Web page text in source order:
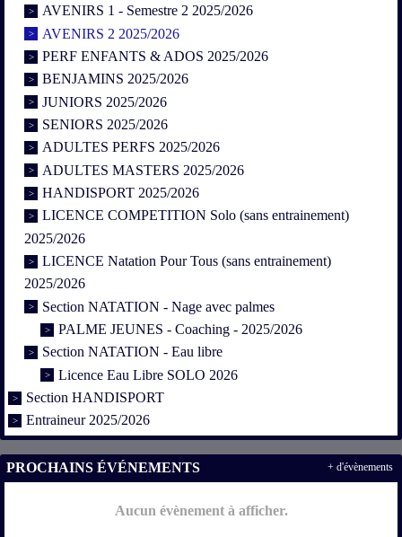
AVENIRS 1 - Semestre 2 2025/2026
AVENIRS 2 2025/2026
PERF ENFANTS & ADOS 2025/2026
BENJAMINS 2025/2026
JUNIORS 2025/2026
SENIORS 2025/2026
ADULTES PERFS 2025/2026
ADULTES MASTERS 2025/2026
HANDISPORT 2025/2026
LICENCE COMPETITION Solo (sans entrainement)
2025/2026
LICENCE Natation Pour Tous (sans entrainement)
2025/2026
Section NATATION - Nage avec palmes
PALME JEUNES - Coaching - 2025/2026
Section NATATION - Eau libre
Licence Eau Libre SOLO 2026
Section HANDISPORT
Entraineur 2025/2026
PROCHAINS ÉVÉNEMENTS
Aucun évènement à afficher.
+ d'évènements